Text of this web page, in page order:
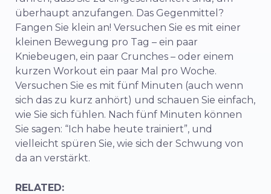
überhaupt anzufangen. Das Gegenmittel?
Fangen Sie klein an! Versuchen Sie es mit einer
kleinen Bewegung pro Tag – ein paar
Kniebeugen, ein paar Crunches – oder einem
kurzen Workout ein paar Mal pro Woche.
Versuchen Sie es mit fünf Minuten (auch wenn
sich das zu kurz anhört) und schauen Sie einfach,
wie Sie sich fühlen. Nach fünf Minuten können
Sie sagen: “Ich habe heute trainiert”, und
vielleicht spüren Sie, wie sich der Schwung von
da an verstärkt.
RELATED: